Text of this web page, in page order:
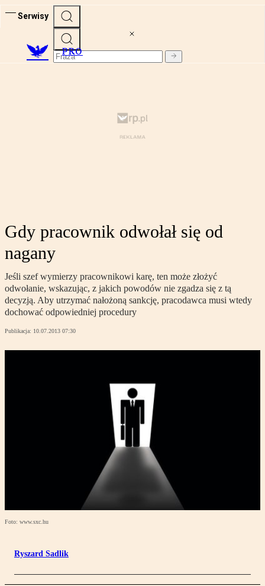
Serwisy
PRO
Gdy pracownik odwołał się od
nagany
Jeśli szef wymierzy pracownikowi karę, ten może złożyć
odwołanie, wskazując, z jakich powodów nie zgadza się z tą
decyzją. Aby utrzymać nałożoną sankcję, pracodawca musi wtedy
dochować odpowiedniej procedury
Publikacja: 10.07.2013 07:30
Foto: www.sxc.hu
Ryszard Sadlik